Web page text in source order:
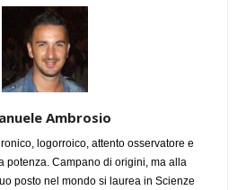
Ambrosio
logorroico, attento osservatore e
potenza. Campano di origini, ma alla
posto nel mondo si laurea in Scienze